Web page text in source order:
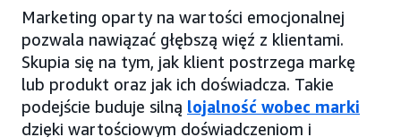
Marketing oparty na wartości emocjonalnej
pozwala nawiązać głębszą więź z klientami.
Skupia się na tym, jak klient postrzega markę
lub produkt oraz jak ich doświadcza. Takie
podejście buduje silną lojalność wobec marki
dzięki wartościowym doświadczeniom i